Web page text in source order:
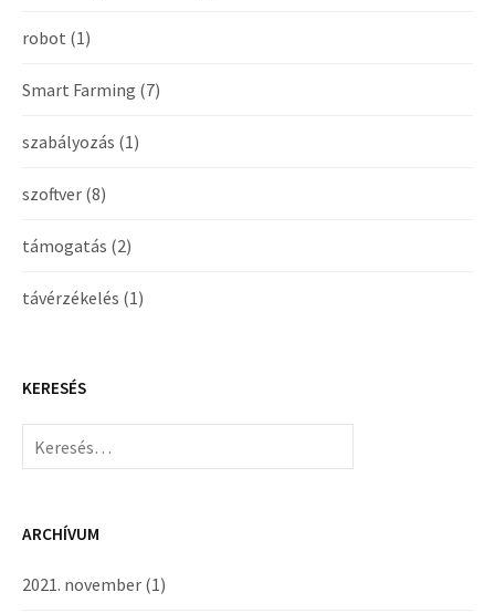
robot (1)
Smart Farming (7)
szabályozás (1)
szoftver (8)
támogatás (2)
távérzékelés (1)
KERESÉS
Keresés:
ARCHÍVUM
2021. november (1)